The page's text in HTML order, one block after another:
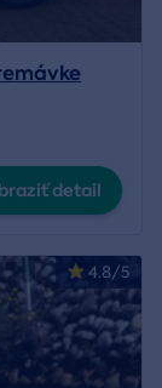
detail
4.8/5